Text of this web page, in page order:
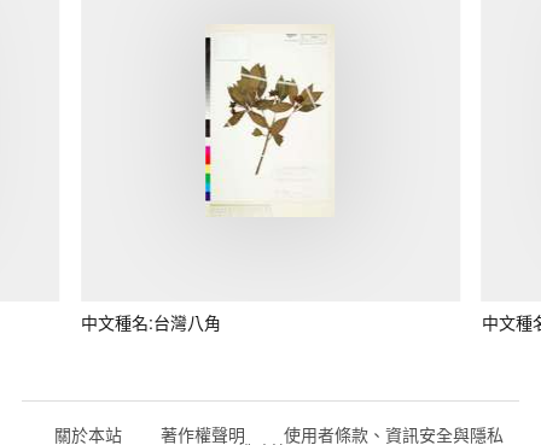
中文種名:台灣八角 中文種
關於本站 著作權聲明 使用者條款、資訊安全與隱私